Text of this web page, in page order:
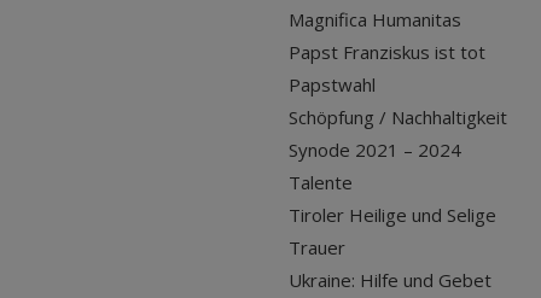
Magnifica Humanitas
Papst Franziskus ist tot
Papstwahl
Schöpfung / Nachhaltigkeit
Synode 2021 – 2024
Talente
Tiroler Heilige und Selige
Trauer
Ukraine: Hilfe und Gebet